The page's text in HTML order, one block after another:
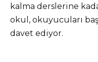
kalma derslerine
okul, okuyucuları
davet ediyor.